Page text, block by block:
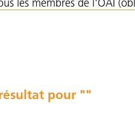
les membres de l'OAI
résultat pour ""